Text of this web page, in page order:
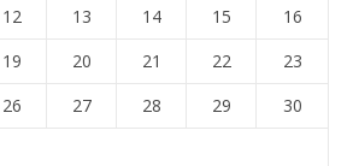
12 13 14 15
16
19 20 21 22
23
26 27 28 29
30